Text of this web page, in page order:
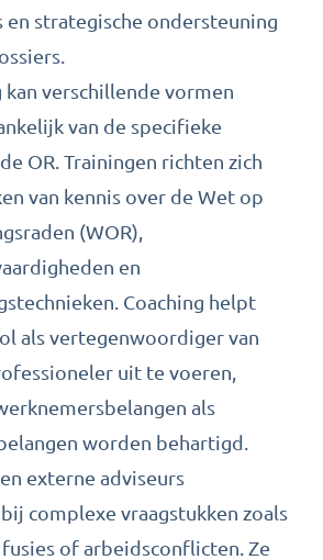
en strategische ondersteuning
verschillende vormen
van de specifieke
OR. Trainingen richten zich
van kennis over de Wet op
(WOR),
en
Coaching helpt
alsvertegenwoordiger van
uit te voeren,
als
worden behartigd.
externe adviseurs
complexe vraagstukken zoals
of arbeidsconflicten. Ze